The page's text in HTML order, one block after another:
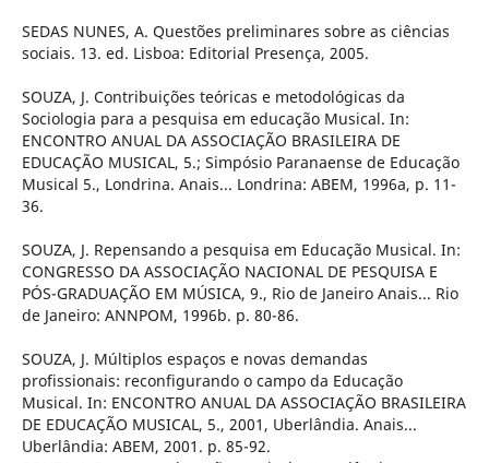
SEDAS NUNES, A. Questões preliminares sobre as ciências
sociais. 13. ed. Lisboa: Editorial Presença, 2005.
SOUZA, J. Contribuições teóricas e metodológicas da
Sociologia para a pesquisa em educação Musical. In:
ENCONTRO ANUAL DA ASSOCIAÇÃO BRASILEIRA DE
EDUCAÇÃO MUSICAL, 5.; Simpósio Paranaense de Educação
Musical 5., Londrina. Anais... Londrina: ABEM, 1996a, p. 11-
36.
SOUZA, J. Repensando a pesquisa em Educação Musical. In:
CONGRESSO DA ASSOCIAÇÃO NACIONAL DE PESQUISA E
PÓS-GRADUAÇÃO EM MÚSICA, 9., Rio de Janeiro Anais... Rio
de Janeiro: ANNPOM, 1996b. p. 80-86.
SOUZA, J. Múltiplos espaços e novas demandas
profissionais: reconfigurando o campo da Educação
Musical. In: ENCONTRO ANUAL DA ASSOCIAÇÃO BRASILEIRA
DE EDUCAÇÃO MUSICAL, 5., 2001, Uberlândia. Anais...
Uberlândia: ABEM, 2001. p. 85-92.